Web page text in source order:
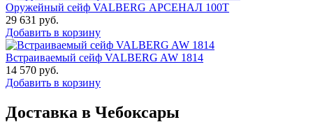
Оружейный сейф VALBERG АРСЕНАЛ 100Т
29 631 руб.
Добавить в корзину
Встраиваемый сейф VALBERG AW 1814
14 570 руб.
Добавить в корзину
Доставка в Чебоксары